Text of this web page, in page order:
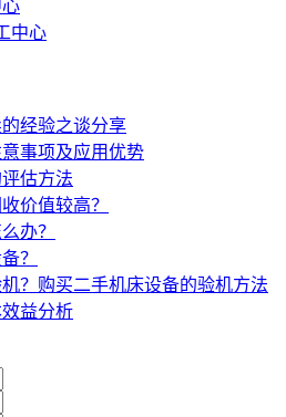
中心
经验之谈分享
事项及应用优势
估方法
价值较高？
办？
？
？购买二手机床设备的验机方法
益分析